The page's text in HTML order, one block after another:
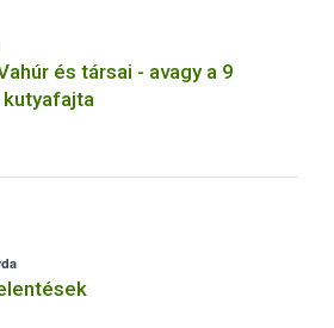
és társai - avagy a 9
kutyafajta